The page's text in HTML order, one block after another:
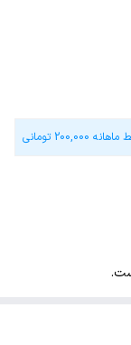
200,000 تومانی